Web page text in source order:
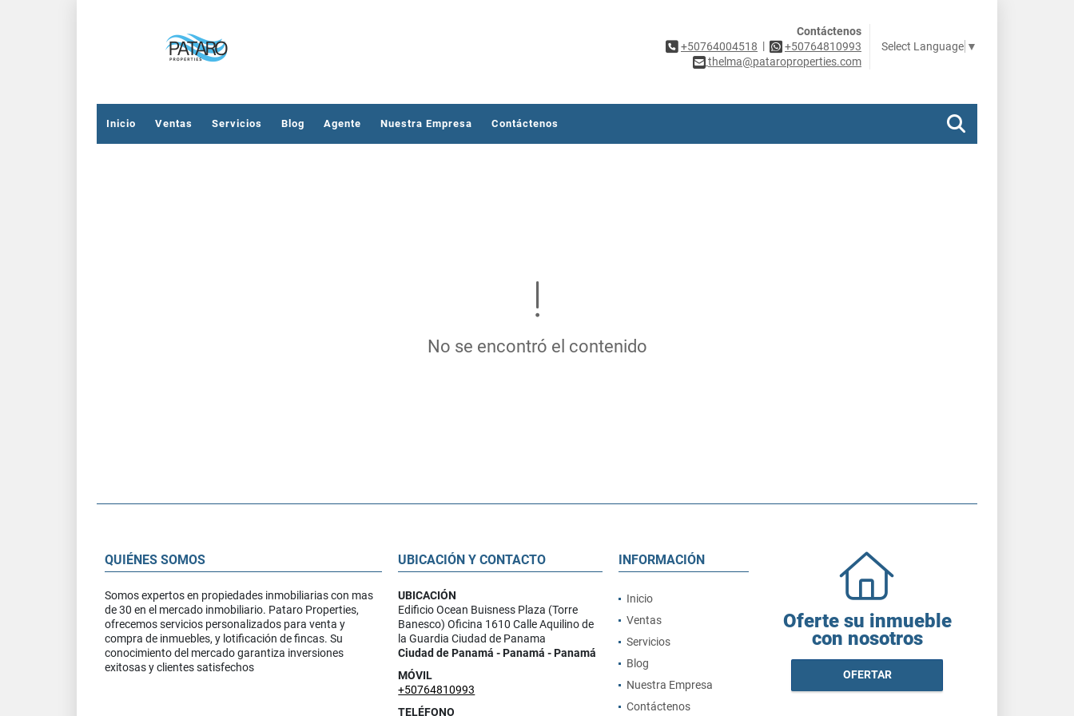
Contáctenos
+50764004518 |
+50764810993
thelma@pataroproperties.com
Select Language ▼
Inicio Ventas Servicios Blog Agente Nuestra Empresa Contáctenos
No se encontró el contenido
QUIÉNES SOMOS
Somos expertos en propiedades inmobiliarias con mas
de 30 en el mercado inmobiliario. Pataro Properties,
ofrecemos servicios personalizados para venta y
compra de inmuebles, y lotificación de fincas. Su
conocimiento del mercado garantiza inversiones
exitosas y clientes satisfechos
UBICACIÓN Y CONTACTO
UBICACIÓN
Edificio Ocean Buisness Plaza (Torre
Banesco) Oficina 1610 Calle Aquilino de
la Guardia Ciudad de Panama
Ciudad de Panamá - Panamá - Panamá
MÓVIL
+50764810993
TELÉFONO
INFORMACIÓN
Inicio
Ventas
Servicios
Blog
Nuestra Empresa
Contáctenos
Oferte su inmueble
con nosotros
OFERTAR